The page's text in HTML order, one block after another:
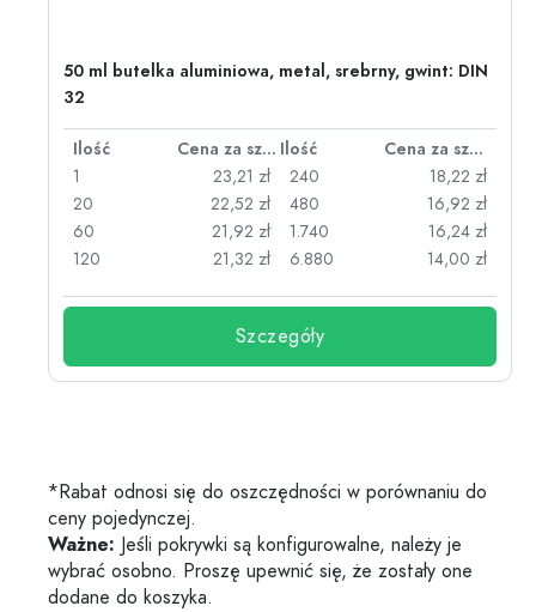
50 ml butelka aluminiowa, metal, srebrny, gwint: DIN
32
Ilość Cena za sztukę Ilość
Cena za sztukę
1
23,21 zł
20
22,52 zł
60
21,92 zł
120
21,32 zł
240
18,22 zł
480
16,92 zł
1.740
16,24 zł
6.880
14,00 zł
Szczegóły
*Rabat odnosi się do oszczędności w porównaniu do
ceny pojedynczej.
Ważne: Jeśli pokrywki są konfigurowalne, należy je
wybrać osobno. Proszę upewnić się, że zostały one
dodane do koszyka.